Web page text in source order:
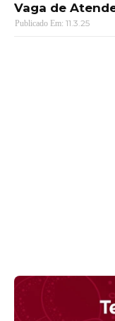
Vaga de
11.3.25